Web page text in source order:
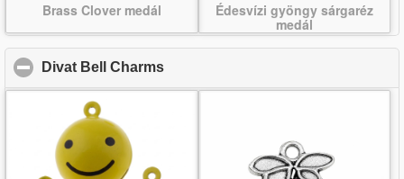
Brass Clover medál
Édesvízi gyöngy sárgaréz
medál
Divat Bell Charms